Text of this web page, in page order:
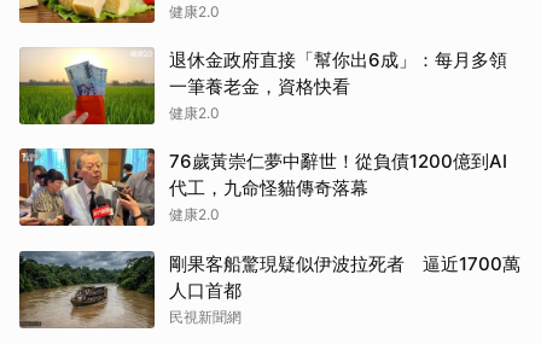
健康2.0
退休金政府直接「幫你出6成」：每月多領
一筆養老金，資格快看
健康2.0
76歲黃崇仁夢中辭世！從負債1200億到AI
代工，九命怪貓傳奇落幕
健康2.0
剛果客船驚現疑似伊波拉死者 逼近1700萬
人口首都
民視新聞網